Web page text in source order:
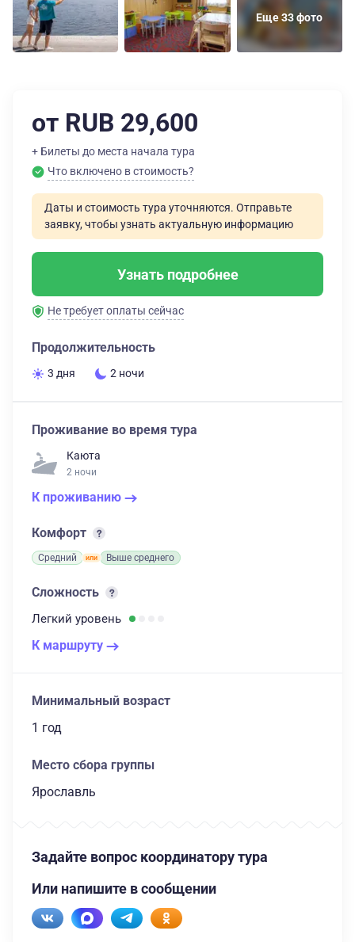
Еще 33 фото
от RUB 29,600
+ Билеты до места начала тура
Что включено в стоимость?
Даты и стоимость тура уточняются. Отправьте
заявку, чтобы узнать актуальную информацию
Узнать подробнее
Не требует оплаты сейчас
Продолжительность
3 дня 2 ночи
Проживание во время тура
Каюта
2 ночи
К проживанию
Комфорт
Средний Выше среднего
Сложность
Легкий уровень
К маршруту
Минимальный возраст
1 год
Место сбора группы
Ярославль
Задайте вопрос координатору тура
Или напишите в сообщении